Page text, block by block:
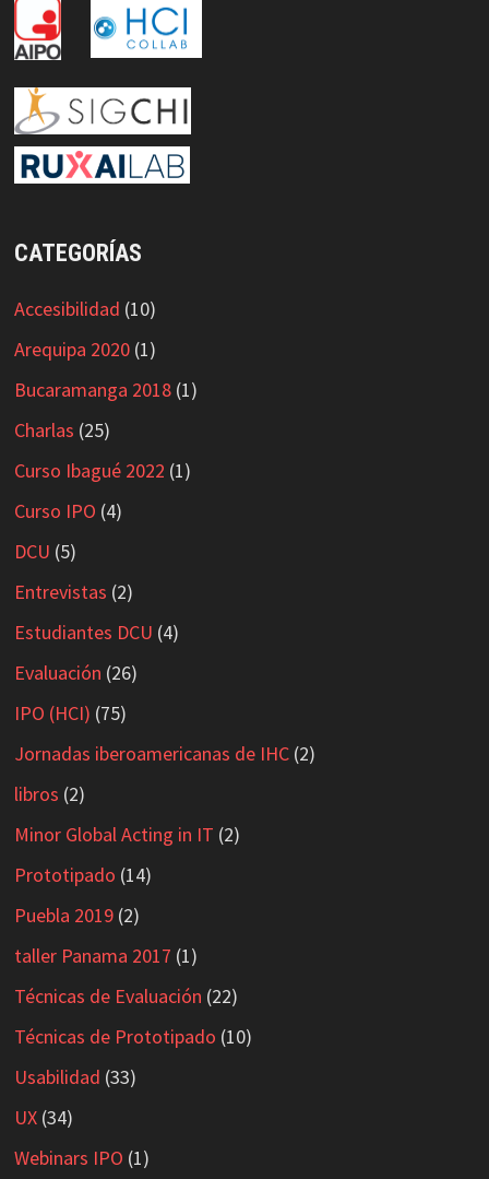
CATEGORÍAS
Accesibilidad (10)
Arequipa 2020(1)
Bucaramanga 2018(1)
Charlas (25)
Curso Ibagué 2022 (1)
Curso IPO (4)
DCU (5)
Entrevistas (2)
Estudiantes DCU (4)
Evaluación (26)
IPO (HCI) (75)
Jornadas iberoamericanas de IHC(2)
libros (2)
Minor Global Acting in IT (2)
Prototipado (14)
Puebla 2019(2)
taller Panama 2017 (1)
Técnicas de Evaluación (22)
Técnicas de Prototipado (10)
Usabilidad (33)
UX(34)
Webinars IPO (1)